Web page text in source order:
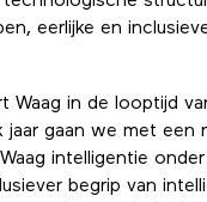
eerlijke en
Waag in de looptijd
jaar gaan we met een
intelligentie
begrip van